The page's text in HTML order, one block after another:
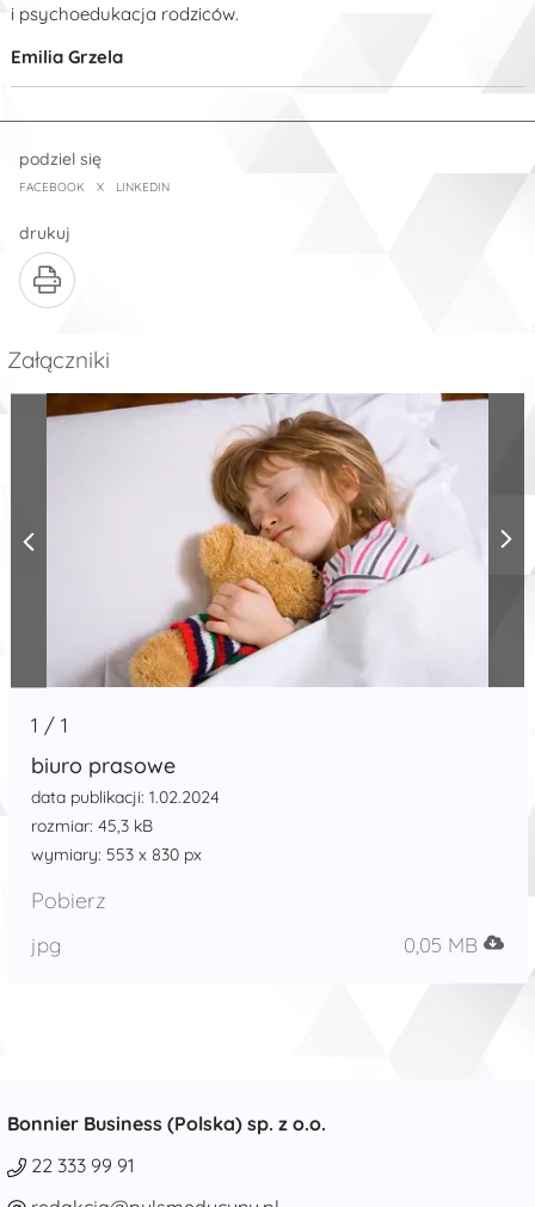
i psychoedukacja rodziców.
Emilia Grzela
podziel się
FACEBOOK X LINKEDIN
drukuj
Załączniki
1 /1
biuro prasowe
data publikacji: 1.02.2024
rozmiar: 45,3 kB
wymiary: 553 x 830 px
Pobierz
jpg 0,05 MB
Bonnier Business (Polska) sp. z o.o.
22 333 99 91